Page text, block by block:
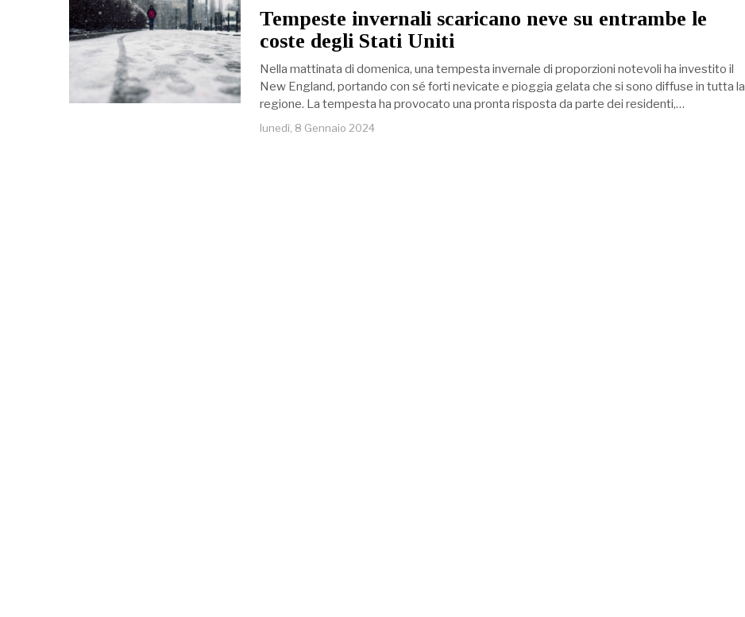
Tempeste invernali scaricano neve su entrambe le
coste degli Stati Uniti
Nella mattinata di domenica, una tempesta invernale di proporzioni notevoli ha investito il
New England, portando con sé forti nevicate e pioggia gelata che si sono diffuse in tutta la
regione. La tempesta ha provocato una pronta risposta da parte dei residenti,…
lunedì, 8 Gennaio 2024